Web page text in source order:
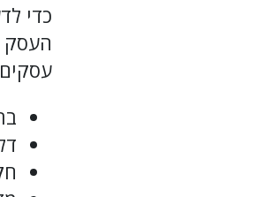
כדי
העסק